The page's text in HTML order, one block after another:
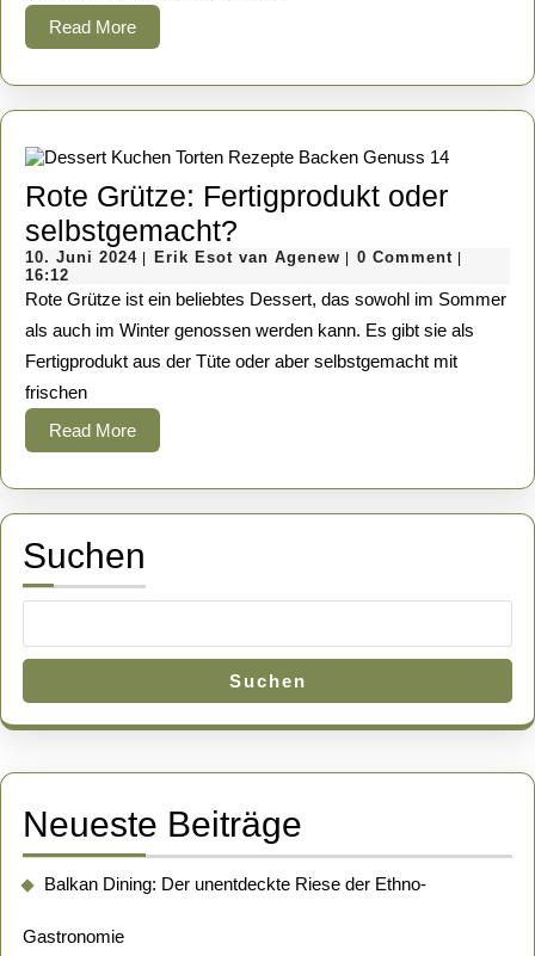
wir
Read MoreRead
More
Rote Grütze: Fertigprodukt oder
selbstgemacht?
Grütze:
Fertigprodukt
oder
selbstgemacht?
10. Juni 202410.
2024
Erik Esot van Agenew Erik
van
Agenew
0 Comment
16:12
Rote Grütze ist ein beliebtes Dessert, das sowohl im Sommer
als auch im Winter genossen werden kann. Es gibt sie als
Fertigprodukt aus der Tüte oder aber selbstgemacht mit
frischen
Read MoreRead
More
Suchen
Suchen
Neueste Beiträge
Balkan Dining: Der unentdeckte Riese der Ethno-
Gastronomie